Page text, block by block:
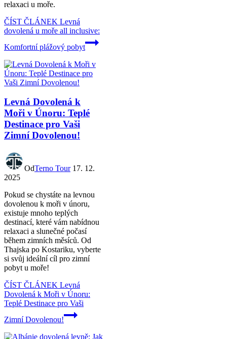
relaxaci u moře.
ČÍST ČLÁNEK Levná
dovolená u moře all inclusive:
Komfortní plážový pobyt
Levná Dovolená k
Moři v Únoru: Teplé
Destinace pro Vaši
Zimní Dovolenou!
OdTerno Tour 17. 12.
2025
Pokud se chystáte na levnou
dovolenou k moři v únoru,
existuje mnoho teplých
destinací, které vám nabídnou
relaxaci a slunečné počasí
během zimních měsíců. Od
Thajska po Kostariku, vyberte
si svůj ideální cíl pro zimní
pobyt u moře!
ČÍST ČLÁNEK Levná
Dovolená k Moři v Únoru:
Teplé Destinace pro Vaši
Zimní Dovolenou!